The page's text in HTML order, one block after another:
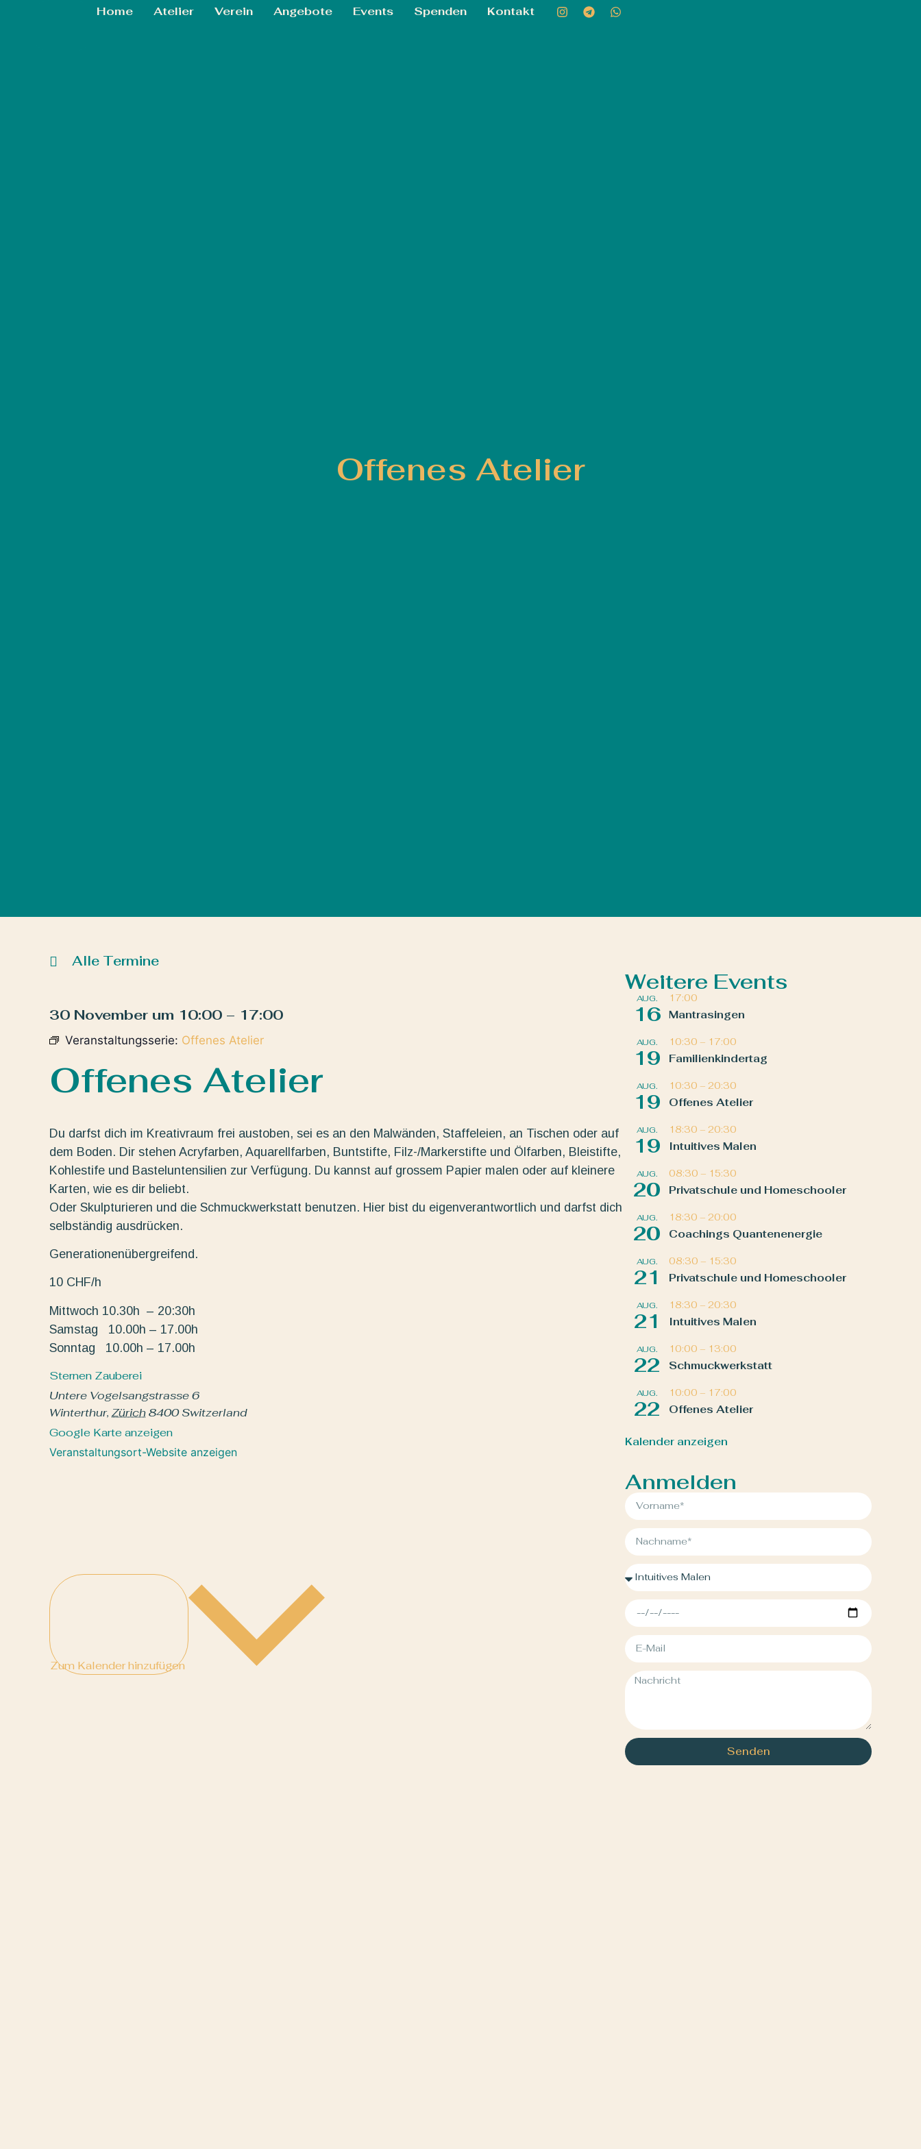
Home Atelier Verein Angebote Events Spenden Kontakt
Offenes Atelier
Alle Termine
30 November um 10:00 – 17:00
Veranstaltungsserie: Offenes Atelier
Offenes Atelier
Du darfst dich im Kreativraum frei austoben, sei es an den Malwänden, Staffeleien, an Tischen oder auf
dem Boden. Dir stehen Acryfarben, Aquarellfarben, Buntstifte, Filz-/Markerstifte und Ölfarben, Bleistifte,
Kohlestife und Basteluntensilien zur Verfügung. Du kannst auf grossem Papier malen oder auf kleinere
Karten, wie es dir beliebt.
Oder Skulpturieren und die Schmuckwerkstatt benutzen. Hier bist du eigenverantwortlich und darfst dich
selbständig ausdrücken.
Generationenübergreifend.
10 CHF/h
Mittwoch 10.30h – 20:30h
Samstag 10.00h – 17.00h
Sonntag 10.00h – 17.00h
Sternen Zauberei
Untere Vogelsangstrasse 6
Winterthur, Zürich8400 Switzerland
Google Karte anzeigen
Veranstaltungsort-Website anzeigen
Zum Kalender hinzufügen
Weitere Events
AUG.
16
17:00
Mantrasingen
AUG.
19
10:30 – 17:00
Familienkindertag
AUG.
19
10:30 – 20:30
Offenes Atelier
AUG.
19
18:30 – 20:30
Intuitives Malen
AUG.
20
08:30 – 15:30
Privatschule und Homeschooler
AUG.
20
18:30 – 20:00
Coachings Quantenenergie
AUG.
21
08:30 – 15:30
Privatschule und Homeschooler
AUG.
21
18:30 – 20:30
Intuitives Malen
AUG.
22
10:00 – 13:00
Schmuckwerkstatt
AUG.
22
10:00 – 17:00
Offenes Atelier
Kalender anzeigen
Anmelden
Senden